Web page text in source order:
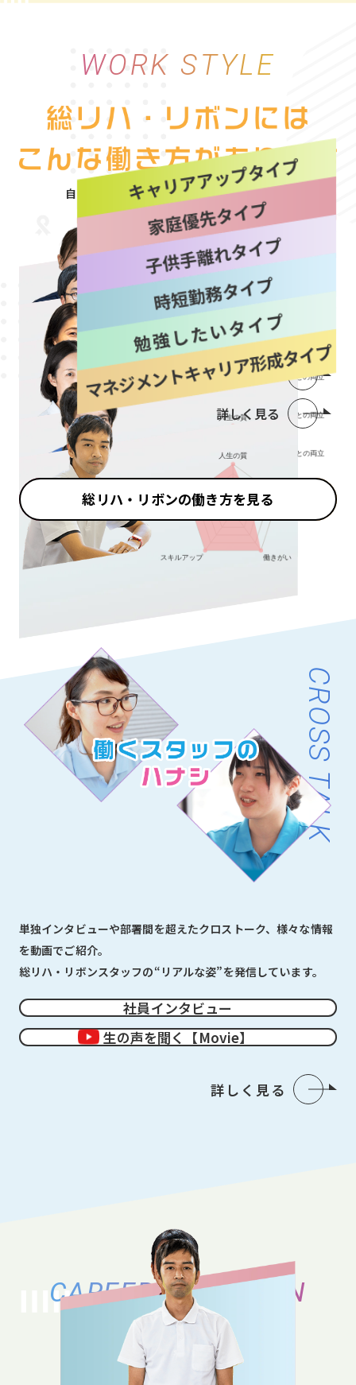
WORK STYLE
自分にぴったりな働き方を“選べる自由”
詳しく見る
詳しく見る
詳しく見る
詳しく見る
詳しく見る
詳しく見る
総リハ・リボンの働き方を見る
CROSS TALK
単独インタビューや部署間を超えたクロストーク、様々な情報
を動画でご紹介。
総リハ・リボンスタッフの“リアルな姿”を発信しています。
社員インタビュー
生の声を聞く【Movie】
詳しく見る
CAREER VARIATION
キャリアバリエーション
それぞれのキャリアの築き方、働き方の
バリエーションをご紹介いたします。